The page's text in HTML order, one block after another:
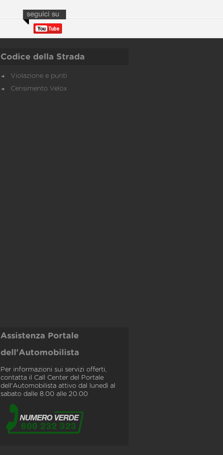
Codice della Strada
Violazione e punti
Censimento Velox
Assistenza Portale
dell'Automobilista
Per informazioni sui servizi offerti,
contatta il Call Center del Portale
dell'Automobilista attivo dal lunedì al
sabato dalle 8.00 alle 20.00